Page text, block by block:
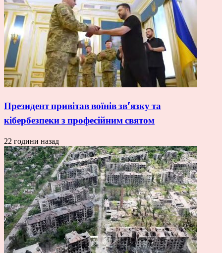
Президент привітав воїнів зв’язку та
кібербезпеки з професійним святом
22 години назад